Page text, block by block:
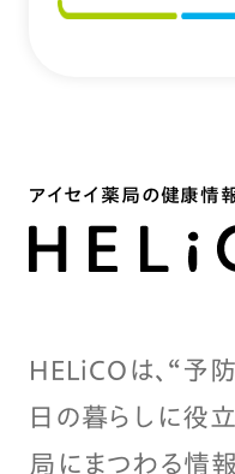
アイセイ薬局の健康情
HELiCOは、“予
日の暮らしに役
局にまつわる情